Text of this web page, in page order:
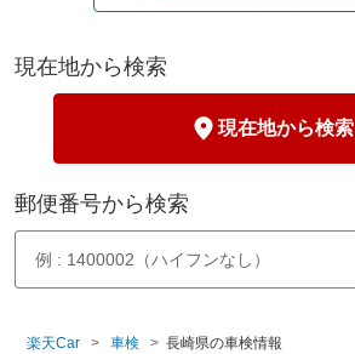
現在地から検索
現在地から検索
郵便番号から検索
楽天Car 車検 長崎県の車検情報